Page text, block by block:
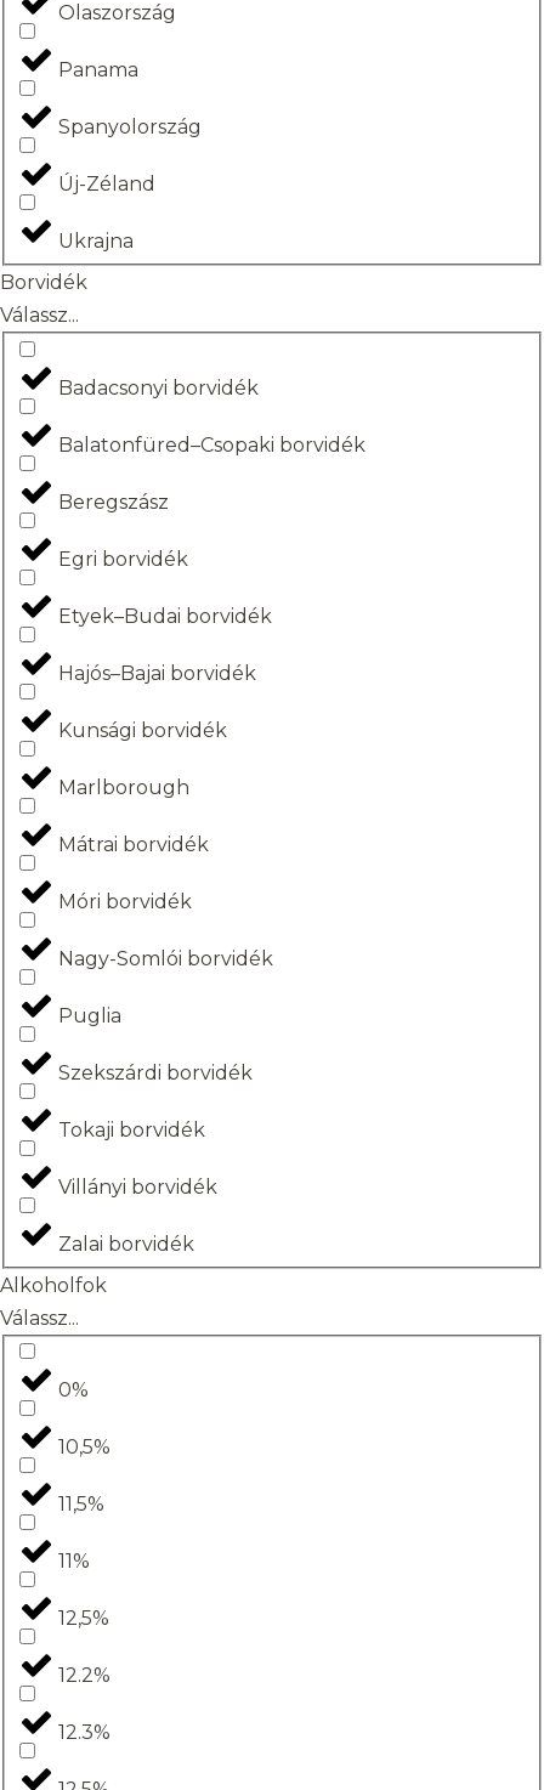
Olaszország
Panama
Spanyolország
Új-Zéland
Ukrajna
Borvidék
Válassz...
Badacsonyi borvidék
Balatonfüred–Csopaki borvidék
Beregszász
Egri borvidék
Etyek–Budai borvidék
Hajós–Bajai borvidék
Kunsági borvidék
Marlborough
Mátrai borvidék
Móri borvidék
Nagy-Somlói borvidék
Puglia
Szekszárdi borvidék
Tokaji borvidék
Villányi borvidék
Zalai borvidék
Alkoholfok
Válassz...
0%
10,5%
11,5%
11%
12,5%
12.2%
12.3%